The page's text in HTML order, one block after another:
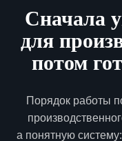
Сначала
для
потом
Порядок работы
а понятную